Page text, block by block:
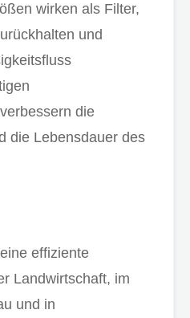
wirken als Filter,
und
die
die Lebensdauer des
effiziente
Landwirtschaft, im
und in